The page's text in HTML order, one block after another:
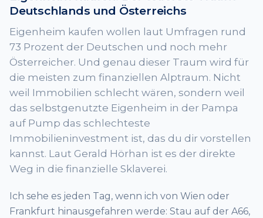
Deutschlands und Österreichs
Eigenheim kaufen wollen laut Umfragen rund
73 Prozent der Deutschen und noch mehr
Österreicher. Und genau dieser Traum wird für
die meisten zum finanziellen Alptraum. Nicht
weil Immobilien schlecht wären, sondern weil
das selbstgenutzte Eigenheim in der Pampa
auf Pump das schlechteste
Immobilieninvestment ist, das du dir vorstellen
kannst. Laut Gerald Hörhan ist es der direkte
Weg in die finanzielle Sklaverei.
Ich sehe es jeden Tag, wenn ich von Wien oder
Frankfurt hinausgefahren werde: Stau auf der A66,